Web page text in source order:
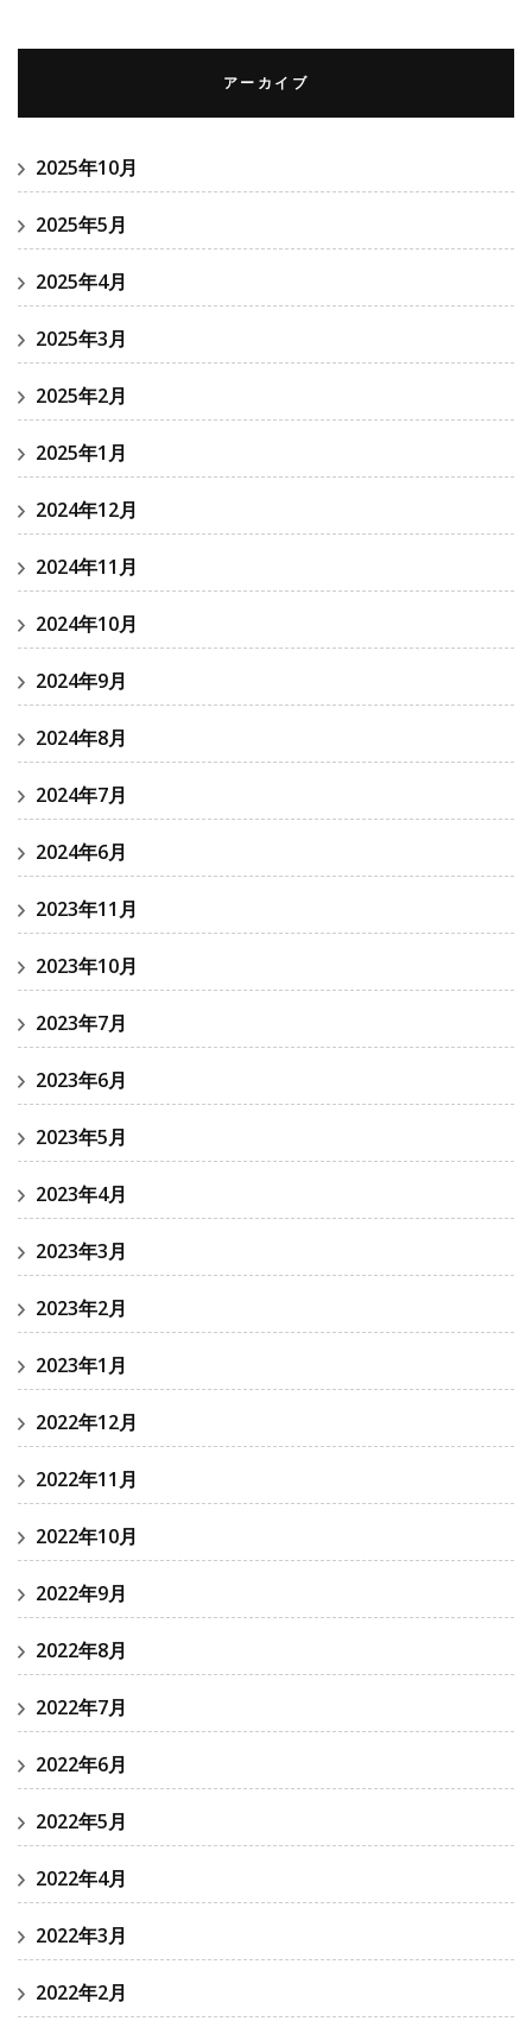
アーカイブ
2025年10月
2025年5月
2025年4月
2025年3月
2025年2月
2025年1月
2024年12月
2024年11月
2024年10月
2024年9月
2024年8月
2024年7月
2024年6月
2023年11月
2023年10月
2023年7月
2023年6月
2023年5月
2023年4月
2023年3月
2023年2月
2023年1月
2022年12月
2022年11月
2022年10月
2022年9月
2022年8月
2022年7月
2022年6月
2022年5月
2022年4月
2022年3月
2022年2月